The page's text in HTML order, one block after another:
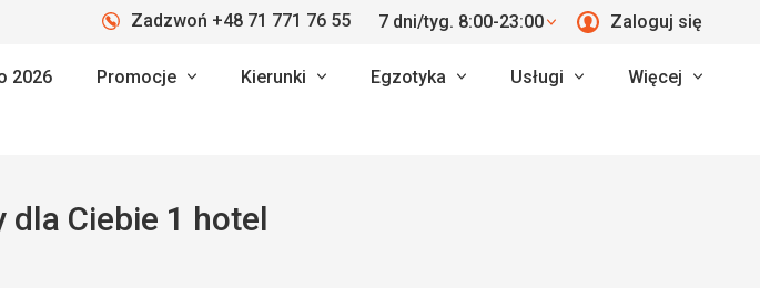
Zadzwoń +48 71 771 76 55 7 dni/tyg. 8:00-23:00 Zaloguj się
2026 Promocje Kierunki Egzotyka Usługi Więcej
Ciebie 1 hotel